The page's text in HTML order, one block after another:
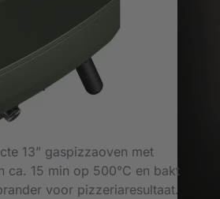
13” gaspizzaoven met
ca. 15 min op 500°C en bakt
voor pizzeriaresultaat.